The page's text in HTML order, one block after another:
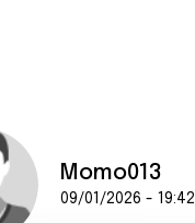
Momo013
09/01/2026 - 19:42